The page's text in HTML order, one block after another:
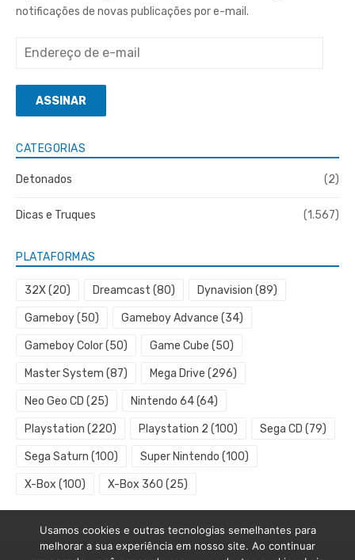
notificações de novas publicações por e-mail.
Endereço
e-
mailASSINAR
CATEGORIAS
Detonados (2)
Dicas e Truques (1.567)
PLATAFORMAS
32X(20) Dreamcast (80) Dynavision (89)
Gameboy(50) Gameboy Advance (34)
Gameboy Color(50) Game Cube (50)
Master System (87) Mega Drive (296)
Neo Geo CD (25) Nintendo 64(64)
Playstation (220) Playstation 2 (100) Sega CD (79)
Sega Saturn (100) Super Nintendo (100)
X-Box (100) X-Box 360 (25)
Usamos cookies e outras tecnologias semelhantes para
melhorar a sua experiência em nosso site. Ao continuar